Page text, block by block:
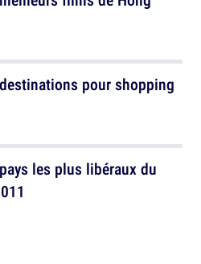
pour shopping
les plus libéraux du